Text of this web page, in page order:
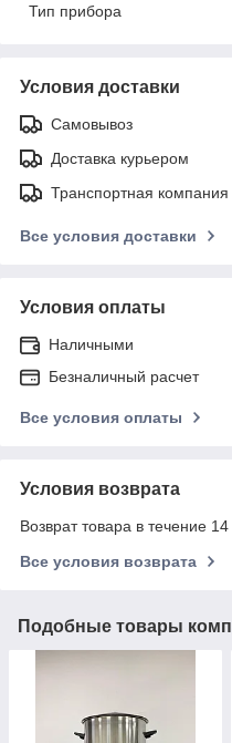
Тип прибора
Условия доставки
Самовывоз
Доставка курьером
Транспортная компания
Все условия доставки
Условия оплаты
Наличными
Безналичный расчет
Все условия оплаты
Условия возврата
Возврат товара в течение
Все условия возврата
Подобные товары